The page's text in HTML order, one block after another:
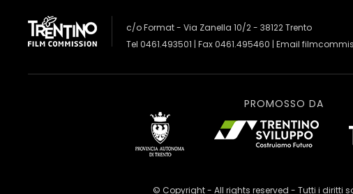
c/o Format - Via Zanella 10/2 - 38122 Trento
Tel 0461.493501 | Fax 0461.495460 | Email
PROMOSSO DA
© Copyright - All rights reserved - Tutti i diritti